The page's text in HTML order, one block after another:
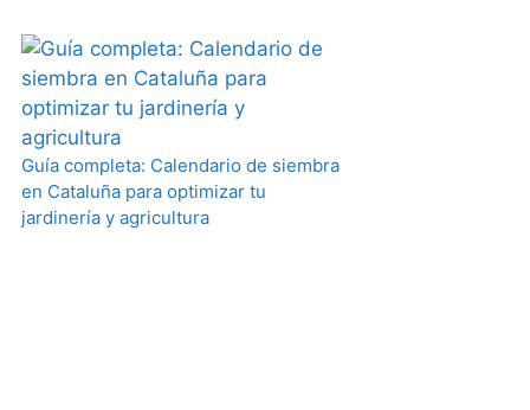
Guía completa: Calendario de siembra
en Cataluña para optimizar tu
jardinería y agricultura